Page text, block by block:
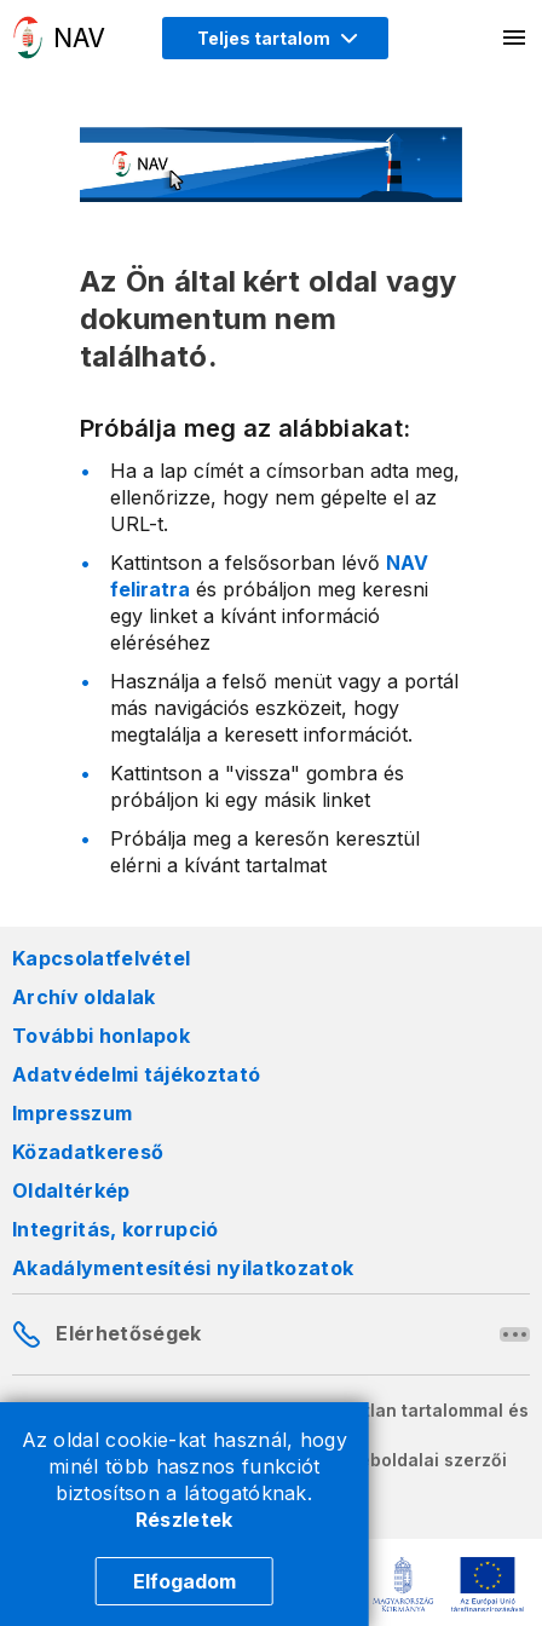
Az oldal cookie-kat használ, hogy
minél több hasznos funkciót
biztosítson a látogatóknak.
Részletek
Elfogadom
Teljes tartalom
Az Ön által kért oldal vagy
dokumentum nem
található.
Próbálja meg az alábbiakat:
Ha a lap címét a címsorban adta meg,
ellenőrizze, hogy nem gépelte el az
URL-t.
Kattintson a felsősorban lévő NAV
feliratra és próbáljon meg keresni
egy linket a kívánt információ
eléréséhez
Használja a felső menüt vagy a portál
más navigációs eszközeit, hogy
megtalálja a keresett információt.
Kattintson a "vissza" gombra és
próbáljon ki egy másik linket
Próbálja meg a keresőn keresztül
elérni a kívánt tartalmat
Kapcsolatfelvétel
Archív oldalak
További honlapok
Adatvédelmi tájékoztató
Impresszum
Közadatkereső
Oldaltérkép
Integritás, korrupció
Akadálymentesítési nyilatkozatok
Elérhetőségek
A honlapon szereplő információk változatlan tartalommal és
formában szabadon terjeszthetők.
2026 © A Nemzeti Adó- és Vámhivatal weboldalai szerzői
jogvédelem alatt állnak.